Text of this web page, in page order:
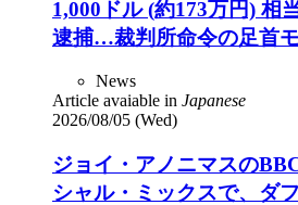
1,000ドル (約173万円) 相
逮捕…裁判所命令の足首
News
Article avaiable in Japanese
2026/08/05 (Wed)
ジョイ・アノニマスの
シャル・ミックスで、ダ